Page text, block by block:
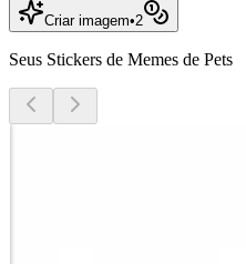
Criar imagem•2
Seus Stickers de Memes de Pets